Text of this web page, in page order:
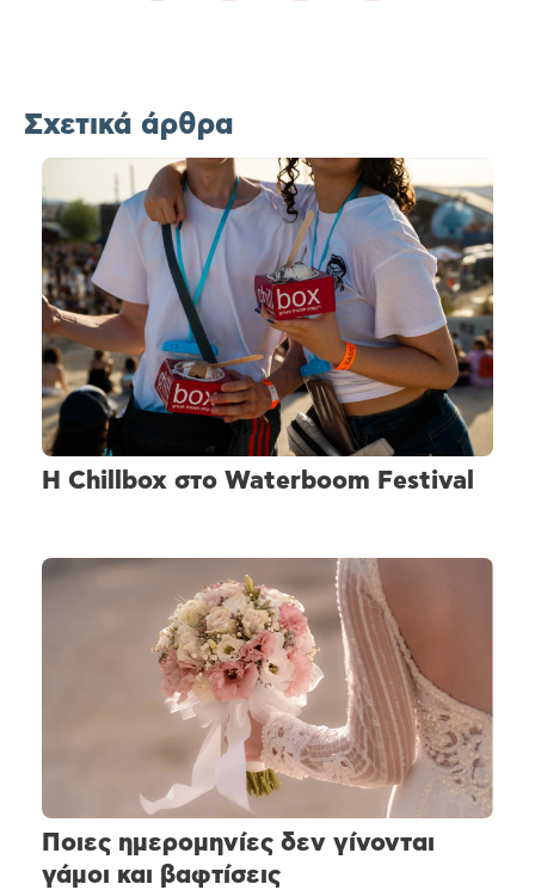
Σχετικά άρθρα
H Chillbox στο Waterboom Festival
Ποιες ημερομηνίες δεν γίνονται
γάμοι και βαφτίσεις